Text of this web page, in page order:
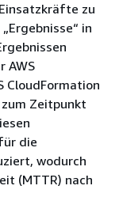
zu
in
AWS
CloudFormation
Zeitpunkt
die
wodurch
(MTTR) nach